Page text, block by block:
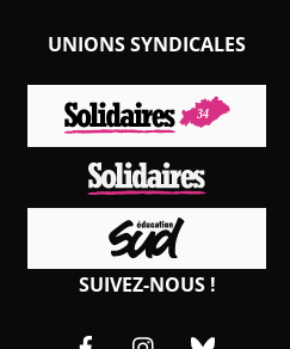
SUIVEZ-NOUS !
FacebookInstagram
UNIONS SYNDICALES